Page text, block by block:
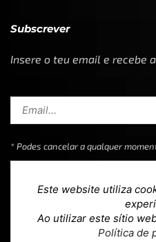
Subscrever
Insere o teu email e recebe
* Podes cancelar a qualquer
Copyright © 2023Loja 39.
Este website utiliza
Ao utilizar este sítio
Política de